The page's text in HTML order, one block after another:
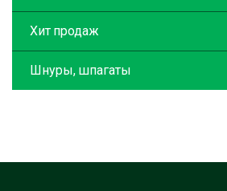
Хит продаж
Шнуры, шпагаты